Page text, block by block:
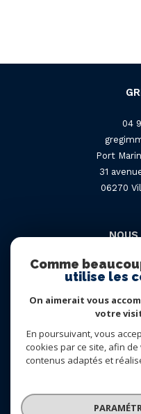
04
Port
31
06270
NOUS
Comme
utilise les
On aimerait vous
votre
En poursuivant, vous
cookies par ce site, afin
contenus adaptés et